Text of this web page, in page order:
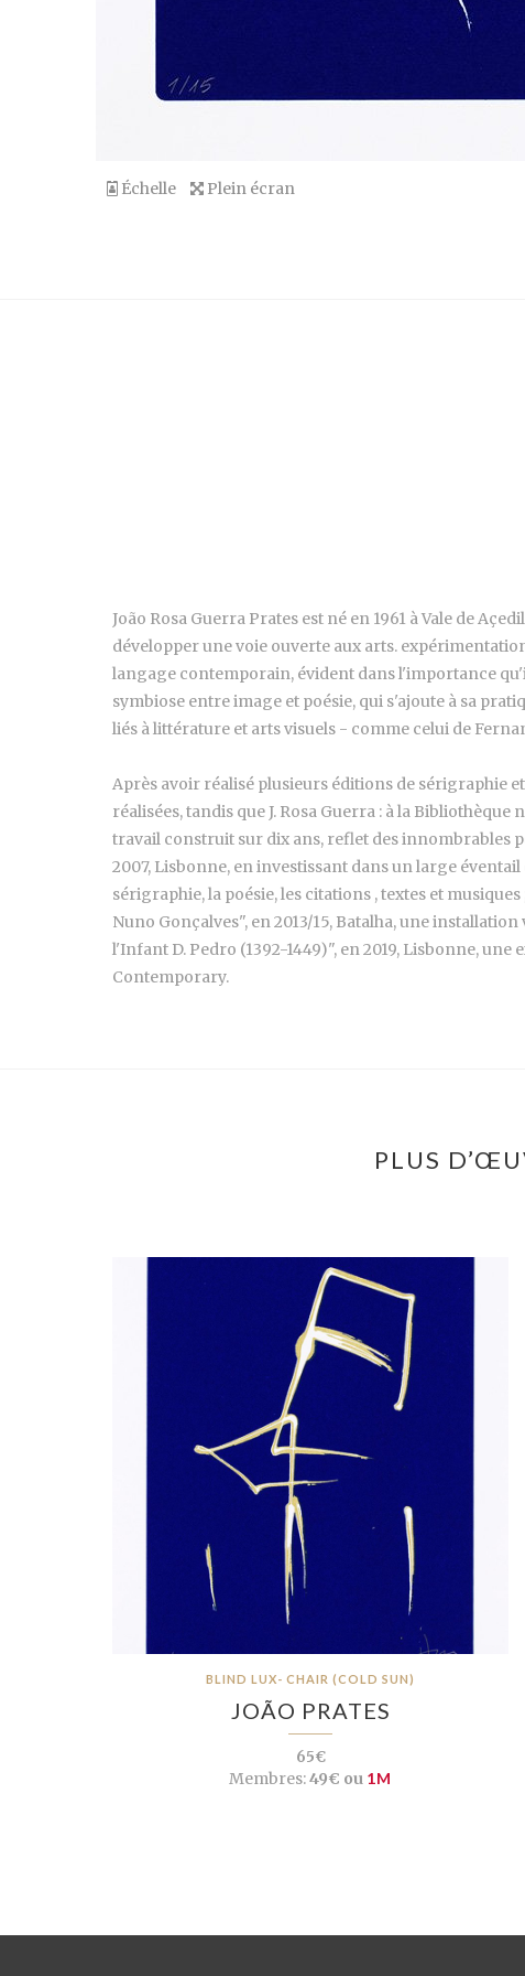
Échelle Plein écran
João Rosa Guerra Prates est né en 1961 à Vale de
développer une voie ouverte aux arts.
langage contemporain, évident dans l'importance
symbiose entre image et poésie, qui s'ajoute à sa
liés à littérature et arts visuels - comme celui de
Après avoir réalisé plusieurs éditions de sérigraphie
réalisées, tandis que J. Rosa Guerra : à la
travail construit sur dix ans, reflet des innombrables
2007, Lisbonne, en investissant dans un large
sérigraphie, la poésie, les citations , textes et
Nuno Gonçalves", en 2013/15, Batalha, une
l'Infant D. Pedro (1392-1449)", en 2019, Lisbonne,
Contemporary.
PLUS
BLIND LUX- CHAIR (COLD SUN)
JOÃO PRATES
65€
Membres:49€ ou 1M